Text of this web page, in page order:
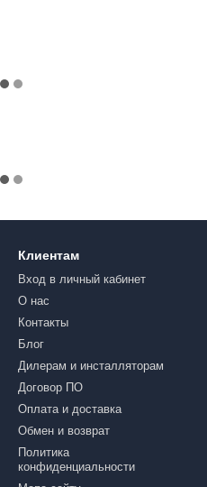
Клиентам
Вход в личный кабинет
О нас
Контакты
Блог
Дилерам и инсталляторам
Договор ПО
Оплата и доставка
Обмен и возврат
Политика
конфиденциальности